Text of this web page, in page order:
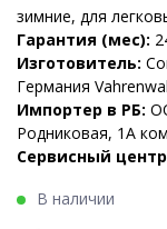
зимние, для
Гарантия (мес):
Изготовитель:
Германия
Импортер в РБ:
Родниковая, 1А
Сервисный
В наличии